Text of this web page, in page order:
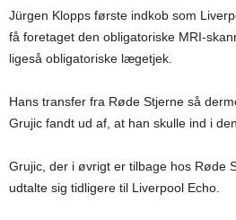
Jürgen Klopps første indkob som
få foretaget den obligatoriske MRI-
ligeså obligatoriske lægetjek.
Hans transfer fra Røde Stjerne så
Grujic fandt ud af, at han skulle ind i
Grujic, der i øvrigt er tilbage hos Røde
udtalte sig tidligere til Liverpool Echo.